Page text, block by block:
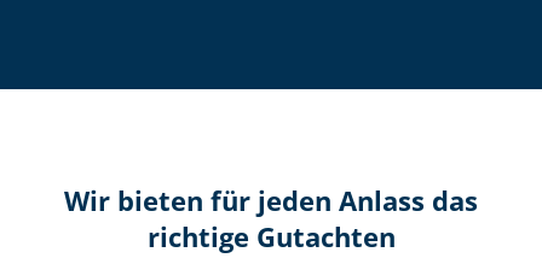
Wir bieten für jeden Anlass das
richtige Gutachten